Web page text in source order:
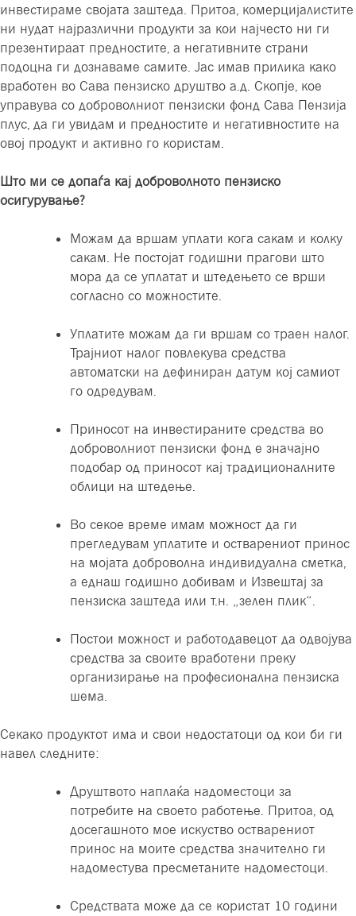
инвестираме својата заштеда. Притоа, комерцијалистите
ни нудат најразлични продукти за кои најчесто ни ги
презентираат предностите, а негативните страни
подоцна ги дознаваме самите. Јас имав прилика како
вработен во Сава пензиско друштво а.д. Скопје, кое
управува со доброволниот пензиски фонд Сава Пензија
плус, да ги увидам и предностите и негативностите на
овој продукт и активно го користам.
Што ми се допаѓа кај доброволното пензиско
осигурување?
Можам да вршам уплати кога сакам и колку
сакам. Не постојат годишни прагови што
мора да се уплатат и штедењето се врши
согласно со можностите.
Уплатите можам да ги вршам со траен налог.
Трајниот налог повлекува средства
автоматски на дефиниран датум кој самиот
го одредувам.
Приносот на инвестираните средства во
доброволниот пензиски фонд е значајно
подобар од приносот кај традиционалните
облици на штедење.
Во секое време имам можност да ги
прегледувам уплатите и остварениот принос
на мојата доброволна индивидуална сметка,
а еднаш годишно добивам и Извештај за
пензиска заштеда или т.н. „зелен плик“.
Постои можност и работодавецот да одвојува
средства за своите вработени преку
организирање на професионална пензиска
шема.
Секако продуктот има и свои недостатоци од кои би ги
навел следните:
Друштвото наплаќа надоместоци за
потребите на своето работење. Притоа, од
досегашното мое искуство остварениот
принос на моите средства значително ги
надоместува пресметаните надоместоци.
Средствата може да се користат 10 години